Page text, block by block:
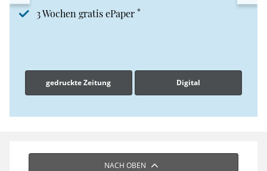
3 Wochen gratis ePaper *
gedruckte Zeitung Digital
NACH OBEN